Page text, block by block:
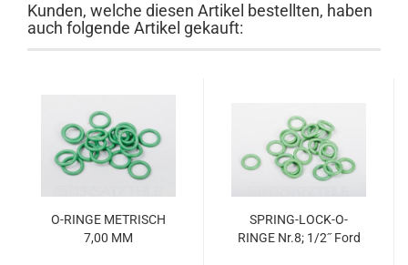
Kunden, welche diesen Artikel bestellten, haben
auch folgende Artikel gekauft:
O-​RINGE ME­TRISCH
7,00 MM
SPRING-​​LOCK-​O-
RINGE Nr.8; 1/2˝ Ford